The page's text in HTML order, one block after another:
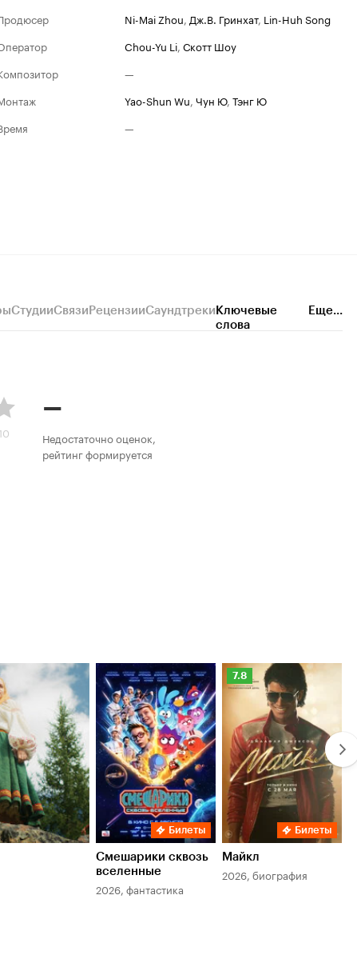
Ni-Mai Zhou, Дж.В. Гринхат, Lin-Huh Song
Chou-Yu Li, Скотт Шоу
—
Yao-Shun Wu, Чун Ю, Тэнг Ю
—
СтудииСвязиРецензииСаундтрекиКлючевые
слова
Еще...
10
–
Недостаточно оценок,
рейтинг формируется
Билеты
Смешарики сквозь
вселенные
2026, фантастика
Рейтинг
Кинопоиска
7.8
Билеты
Майкл
2026, биография